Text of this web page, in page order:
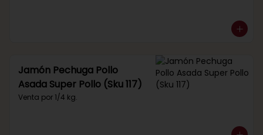
Jamón Pechuga Pollo
Asada Super Pollo (Sku 117)
Venta por 1/4 kg.